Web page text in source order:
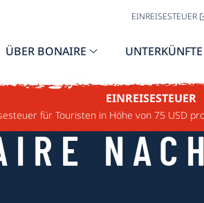
EINREISESTEUER
ÜBER BONAIRE UNTERKÜNFTE
EINREISESTEUER
für Touristen in Höhe von 75 USD